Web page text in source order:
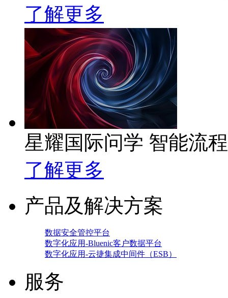
了解更多
星耀国际问学 智能流
了解更多
产品及解决方案
数据安全管控平台
数字化应用-Bluenic客户数据平台
数字化应用-云捷集成中间件（ESB）
服务